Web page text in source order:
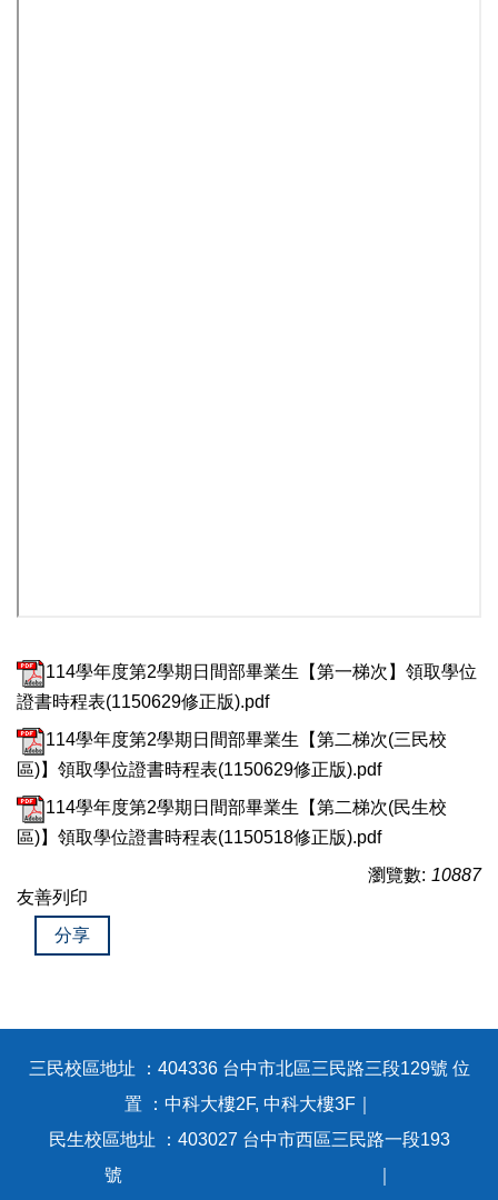
114學年度第2學期日間部畢業生【第一梯次】領取學位
證書時程表(1150629修正版).pdf
114學年度第2學期日間部畢業生【第二梯次(三民校
區)】領取學位證書時程表(1150629修正版).pdf
114學年度第2學期日間部畢業生【第二梯次(民生校
區)】領取學位證書時程表(1150518修正版).pdf
瀏覽數: 10887
友善列印
分享
三民校區地址 ：404336 台中市北區三民路三段129號 位
置 ：中科大樓2F, 中科大樓3F｜
民生校區地址 ：403027 台中市西區三民路一段193
號 ｜